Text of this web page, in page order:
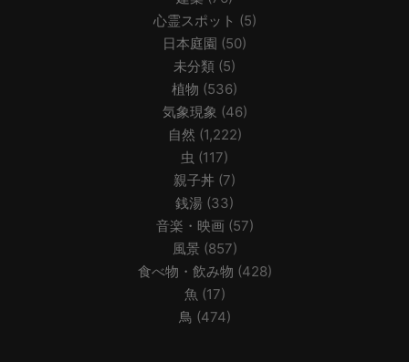
心霊スポット (5)
日本庭園 (50)
未分類 (5)
植物 (536)
気象現象 (46)
自然 (1,222)
虫 (117)
親子丼 (7)
銭湯 (33)
音楽・映画 (57)
風景(857)
食べ物・飲み物 (428)
魚 (17)
鳥 (474)